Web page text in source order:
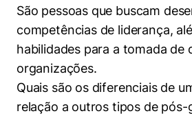
São pessoas que buscam
competências de liderança,
habilidades para a tomada de
organizações.
Quais são os diferenciais de
relação a outros tipos de pós-